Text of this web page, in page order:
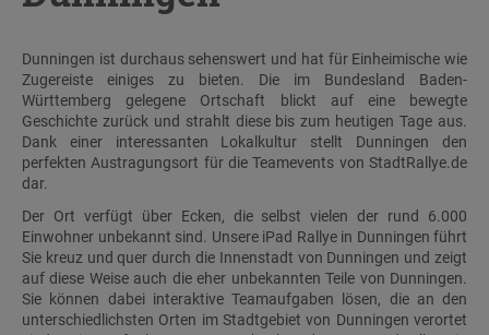
Dunningen ist durchaus sehenswert und hat für Einheimische wie
Zugereiste einiges zu bieten. Die im Bundesland Baden-
Württemberg gelegene Ortschaft blickt auf eine bewegte
Geschichte zurück und strahlt diese bis zum heutigen Tage aus.
Dank einer interessanten Lokalkultur stellt Dunningen den
perfekten Austragungsort für die Teamevents von StadtRallye.de
dar.
Der Ort verfügt über Ecken, die selbst vielen der rund 6.000
Einwohner unbekannt sind. Unsere iPad Rallye in Dunningen führt
Sie kreuz und quer durch die Innenstadt von Dunningen und zeigt
auf diese Weise auch die eher unbekannten Teile von Dunningen.
Sie können dabei interaktive Teamaufgaben lösen, die an den
unterschiedlichsten Orten im Stadtgebiet von Dunningen verortet